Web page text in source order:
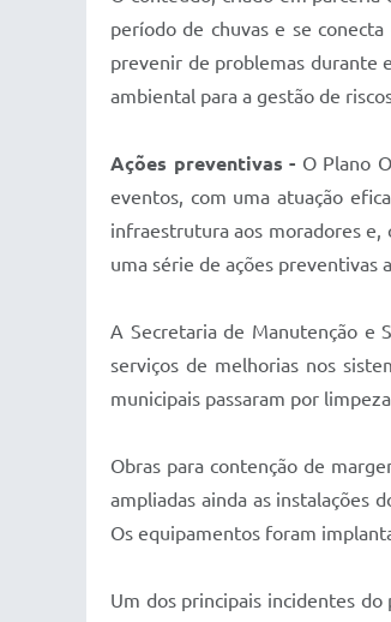
período de chuvas e se
prevenir de problemas durante
ambiental para a gestão de
Ações preventivas - O Plano
eventos, com uma atuação
infraestrutura aos moradores e,
uma série de ações preventivas
A Secretaria de Manutenção e
serviços de melhorias nos
municipais passaram por
Obras para contenção de
ampliadas ainda as instalações
Os equipamentos foram
Um dos principais incidentes